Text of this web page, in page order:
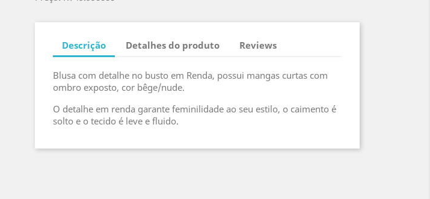
Descrição Detalhes do produto Reviews
Blusa com detalhe no busto em Renda, possui mangas curtas com
ombro exposto, cor bêge/nude.
O detalhe em renda garante feminilidade ao seu estilo, o caimento é
solto e o tecido é leve e fluido.